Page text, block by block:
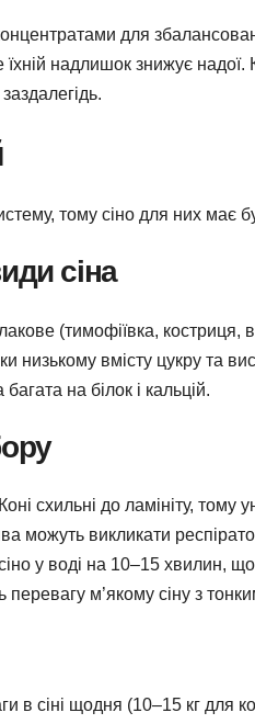
для
надлишок знижує надої.
тому сіно для них має
сіна
(тимофіївка, костриця,
низькому вмісту цукру та
на білок і кальцій.
схильні до ламініту,
можуть викликати
у воді на 10–15 хвилин,
перевагу м’якому сіну з
в сіні щодня (10–15 кг